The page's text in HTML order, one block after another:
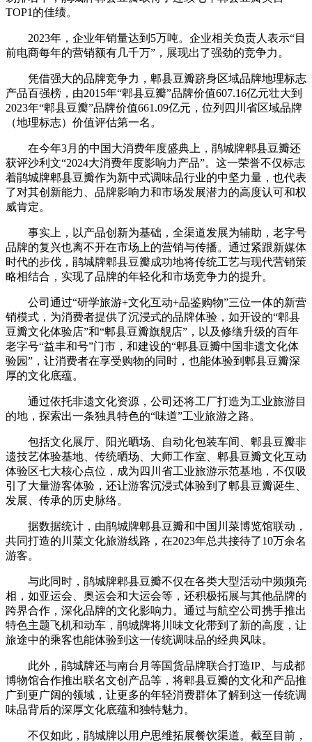
TOP1的佳绩。
2023年，企业年销量达到5万吨。企业相关负责人表示“目
前电商每年的营销额有几千万”，展现出了强劲的竞争力。
凭借强大的品牌竞争力，郫县豆瓣跻身区域品牌地理标志
产品百强榜，由2015年“郫县豆瓣”品牌价值607.16亿元壮大到
2023年“郫县豆瓣”品牌价值661.09亿元，位列四川省区域品牌
（地理标志）价值评估第一名。
在今年3月的中国大消费年度盛典上，鹃城牌郫县豆瓣还
获评沙利文“2024大消费年度影响力产品”。这一荣誉不仅标志
着鹃城牌郫县豆瓣作为新中式调味品行业的中坚力量，也代表
了对其创新能力、品牌影响力和市场发展潜力的高度认可和权
威肯定。
事实上，以产品创新为基础，全渠道发展为辅助，老字号
品牌的复兴也离不开在市场上的营销与传播。通过紧跟新媒体
时代的步伐，鹃城牌郫县豆瓣成功地将传统工艺与现代营销策
略相结合，实现了品牌的年轻化和市场竞争力的提升。
公司通过“研学旅游+文化互动+品鉴购物”三位一体的新营
销模式，为消费者提供了沉浸式的品牌体验，如开设的“郫县
豆瓣文化体验店”和“郫县豆瓣旗舰店”，以及修缮升级的百年
老字号“益丰和号”门市，和建设的“郫县豆瓣中国非遗文化体
验园”，让消费者在享受购物的同时，也能体验到郫县豆瓣深
厚的文化底蕴。
通过依托非遗文化资源，公司还将工厂打造为工业旅游目
的地，探索出一条独具特色的“味道”工业旅游之路。
包括文化展厅、阳光晒场、自动化包装车间、郫县豆瓣非
遗技艺体验基地、传统晒场、大师工作室、郫县豆瓣文化互动
体验区七大核心点位，成为四川省工业旅游示范基地，不仅吸
引了大量游客体验，还让游客沉浸式体验到了郫县豆瓣诞生、
发展、传承的历史脉络。
据数据统计，由鹃城牌郫县豆瓣和中国川菜博览馆联动，
共同打造的川菜文化旅游线路，在2023年总共接待了10万余名
游客。
与此同时，鹃城牌郫县豆瓣不仅在各类大型活动中频频亮
相，如亚运会、奥运会和大运会等，还积极拓展与其他品牌的
跨界合作，深化品牌的文化影响力。通过与航空公司携手推出
特色主题飞机和动车，鹃城牌将川味文化带到了新的高度，让
旅途中的乘客也能体验到这一传统调味品的经典风味。
此外，鹃城牌还与南台月等国货品牌联合打造IP、与成都
博物馆合作推出联名文创产品等，将郫县豆瓣的文化和产品推
广到更广阔的领域，让更多的年轻消费群体了解到这一传统调
味品背后的深厚文化底蕴和独特魅力。
不仅如此，鹃城牌以用户思维拓展餐饮渠道。截至目前，